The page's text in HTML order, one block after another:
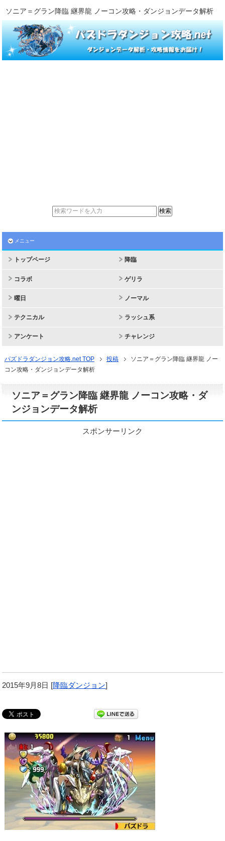
ソニア＝グラン降臨 継界龍 ノーコン攻略・ダンジョンデータ解析
メニュー
トップページ 降臨
コラボ ゲリラ
曜日 ノーマル
テクニカル ラッシュ系
アンケート チャレンジ
パズドラダンジョン攻略.net TOP 投稿
ソニア＝グラン降臨 継界龍 ノー
コン攻略・ダンジョンデータ解析
ソニア＝グラン降臨 継界龍 ノーコン攻略・ダ
ンジョンデータ解析
スポンサーリンク
2015年9月8日 [降臨ダンジョン]